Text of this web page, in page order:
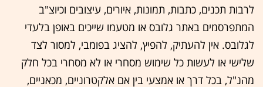
לרבות תכנים, כתבות, תמונות, איורים, עיצובים וכיוצ"ב
המתפרסמים באתר גלובס או מטעמו שייכים באופן בלעדי
לגלובס. אין להעתיק, להפיץ, להציג בפומבי, למסור לצד
שלישי או לעשות כל שימוש מסחרי או לא מסחרי בכל חלק
מהנ"ל, בכל דרך או אמצעי בין אם אלקטרוניים, מכאניים,